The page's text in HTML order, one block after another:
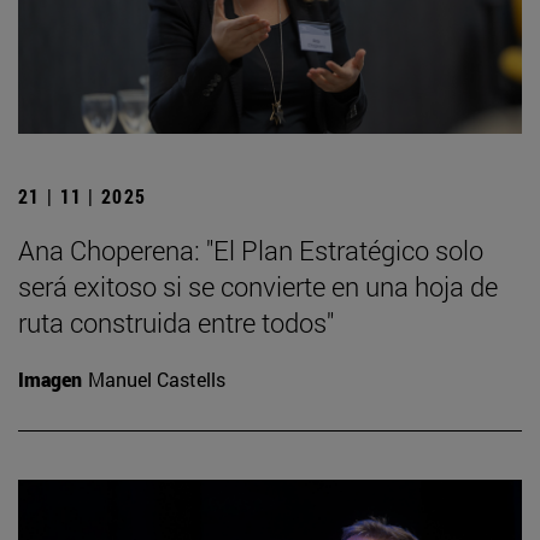
21 | 11 | 2025
Ana Choperena: "El Plan Estratégico solo
será exitoso si se convierte en una hoja de
ruta construida entre todos"
Imagen Manuel Castells